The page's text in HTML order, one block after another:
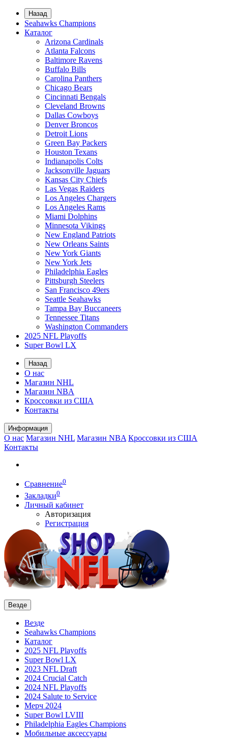
Назад
Seahawks Champions
Каталог
Arizona Cardinals
Atlanta Falcons
Baltimore Ravens
Buffalo Bills
Carolina Panthers
Chicago Bears
Cincinnati Bengals
Cleveland Browns
Dallas Cowboys
Denver Broncos
Detroit Lions
Green Bay Packers
Houston Texans
Indianapolis Colts
Jacksonville Jaguars
Kansas City Chiefs
Las Vegas Raiders
Los Angeles Chargers
Los Angeles Rams
Miami Dolphins
Minnesota Vikings
New England Patriots
New Orleans Saints
New York Giants
New York Jets
Philadelphia Eagles
Pittsburgh Steelers
San Francisco 49ers
Seattle Seahawks
Tampa Bay Buccaneers
Tennessee Titans
Washington Commanders
2025 NFL Playoffs
Super Bowl LX
Назад
О нас
Магазин NHL
Магазин NBA
Кроссовки из США
Контакты
Информация
О нас Магазин NHL Магазин NBA Кроссовки из США
Контакты
Сравнение0
Закладки0
Личный кабинет
Авторизация
Регистрация
Везде
Везде
Seahawks Champions
Каталог
2025 NFL Playoffs
Super Bowl LX
2023 NFL Draft
2024 Crucial Catch
2024 NFL Playoffs
2024 Salute to Service
Мерч 2024
Super Bowl LVIII
Philadelphia Eagles Champions
Мобильные аксессуары